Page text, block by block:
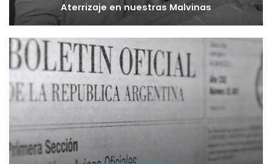
Aterrizaje en nuestras Malvinas